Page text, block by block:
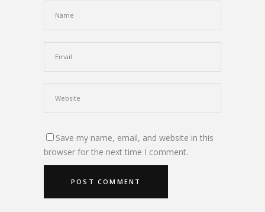
Save my name, email, and website in this
browser for the next time I comment.